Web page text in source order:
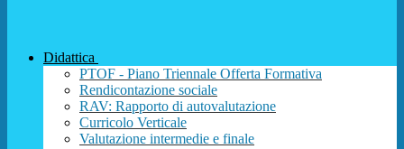
Didattica
PTOF - Piano Triennale Offerta Formativa
Rendicontazione sociale
RAV: Rapporto di autovalutazione
Curricolo Verticale
Valutazione intermedie e finale